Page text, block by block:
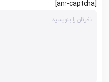
[anr-captcha]